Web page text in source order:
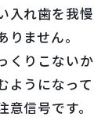
入れ歯を我
りません。
くりこない
ようになっ
意信号です。